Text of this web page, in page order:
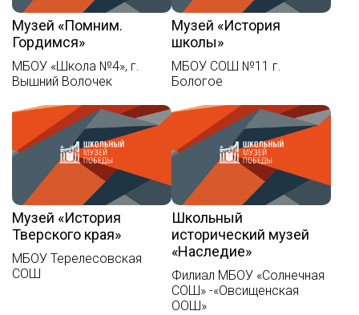
Музей «Помним.
Гордимся»
МБОУ «Школа №4», г.
Вышний Волочек
Музей «История
школы»
МБОУ СОШ №11 г.
Бологое
Музей «История
Тверского края»
МБОУ Терелесовская
СОШ
Школьный
исторический музей
«Наследие»
Филиал МБОУ «Солнечная
СОШ» -«Овсищенская
ООШ»